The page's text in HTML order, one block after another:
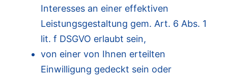
Interesses an einer effektiven
Leistungsgestaltung gem. Art. 6 Abs. 1
lit. f DSGVO erlaubt sein,
von einer von Ihnen erteilten
Einwilligung gedeckt sein oder